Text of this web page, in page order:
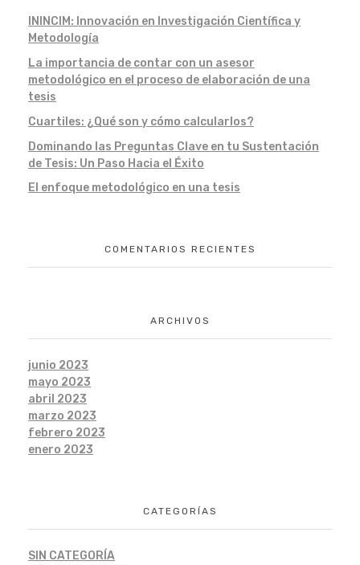
ININCIM: Innovación en Investigación Científica y
Metodología
La importancia de contar con un asesor
metodológico en el proceso de elaboración de una
tesis
Cuartiles: ¿Qué son y cómo calcularlos?
Dominando las Preguntas Clave en tu Sustentación
de Tesis: Un Paso Hacia el Éxito
El enfoque metodológico en una tesis
COMENTARIOS RECIENTES
ARCHIVOS
junio 2023
mayo 2023
abril 2023
marzo 2023
febrero 2023
enero 2023
CATEGORÍAS
SIN CATEGORÍA